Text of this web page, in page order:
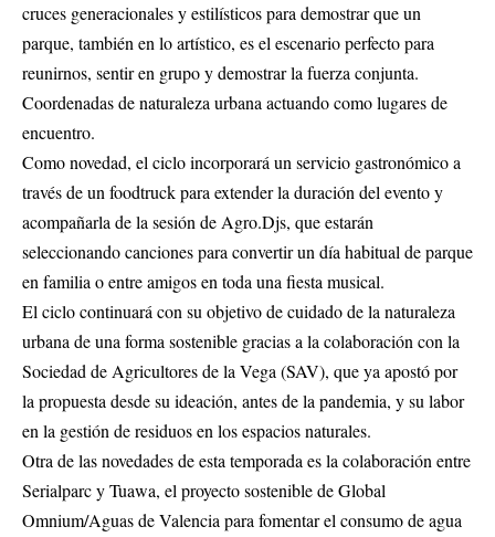
cruces generacionales y estilísticos para demostrar que un
parque, también en lo artístico, es el escenario perfecto para
reunirnos, sentir en grupo y demostrar la fuerza conjunta.
Coordenadas de naturaleza urbana actuando como lugares de
encuentro.
Como novedad, el ciclo incorporará un servicio gastronómico a
través de un foodtruck para extender la duración del evento y
acompañarla de la sesión de Agro.Djs, que estarán
seleccionando canciones para convertir un día habitual de parque
en familia o entre amigos en toda una fiesta musical.
El ciclo continuará con su objetivo de cuidado de la naturaleza
urbana de una forma sostenible gracias a la colaboración con la
Sociedad de Agricultores de la Vega (SAV), que ya apostó por
la propuesta desde su ideación, antes de la pandemia, y su labor
en la gestión de residuos en los espacios naturales.
Otra de las novedades de esta temporada es la colaboración entre
Serialparc y Tuawa, el proyecto sostenible de Global
Omnium/Aguas de Valencia para fomentar el consumo de agua